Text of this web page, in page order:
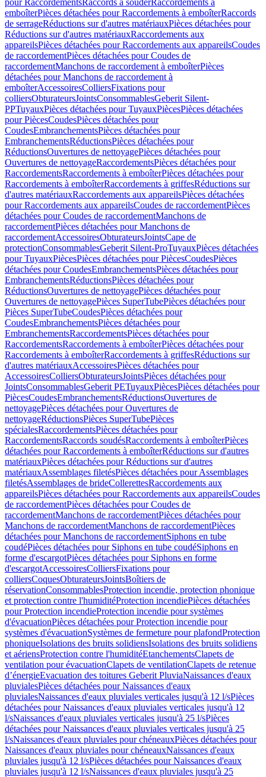
pour RaccordementsRaccords à souderRaccordements à
emboîterPièces détachées pour Raccordements à emboîterRaccords
de serrageRéductions sur d'autres matériauxPièces détachées pour
Réductions sur d'autres matériauxRaccordements aux
appareilsPièces détachées pour Raccordements aux appareilsCoudes
de raccordementPièces détachées pour Coudes de
raccordementManchons de raccordement à emboîterPièces
détachées pour Manchons de raccordement à
emboîterAccessoiresColliersFixations pour
colliersObturateursJointsConsommablesGeberit Silent-
PPTuyauxPièces détachées pour TuyauxPiècesPièces détachées
pour PiècesCoudesPièces détachées pour
CoudesEmbranchementsPièces détachées pour
EmbranchementsRéductionsPièces détachées pour
RéductionsOuvertures de nettoyagePièces détachées pour
Ouvertures de nettoyageRaccordementsPièces détachées pour
RaccordementsRaccordements à emboîterPièces détachées pour
Raccordements à emboîterRaccordements à griffesRéductions sur
d'autres matériauxRaccordements aux appareilsPièces détachées
pour Raccordements aux appareilsCoudes de raccordementPièces
détachées pour Coudes de raccordementManchons de
raccordementPièces détachées pour Manchons de
raccordementAccessoiresObturateursJointsCape de
protectionConsommablesGeberit Silent-ProTuyauxPièces détachées
pour TuyauxPiècesPièces détachées pour PiècesCoudesPièces
détachées pour CoudesEmbranchementsPièces détachées pour
EmbranchementsRéductionsPièces détachées pour
RéductionsOuvertures de nettoyagePièces détachées pour
Ouvertures de nettoyagePièces SuperTubePièces détachées pour
Pièces SuperTubeCoudesPièces détachées pour
CoudesEmbranchementsPièces détachées pour
EmbranchementsRaccordementsPièces détachées pour
RaccordementsRaccordements à emboîterPièces détachées pour
Raccordements à emboîterRaccordements à griffesRéductions sur
d'autres matériauxAccessoiresPièces détachées pour
AccessoiresColliersObturateursJointsPièces détachées pour
JointsConsommablesGeberit PETuyauxPiècesPièces détachées pour
PiècesCoudesEmbranchementsRéductionsOuvertures de
nettoyagePièces détachées pour Ouvertures de
nettoyageRéductionsPièces SuperTubePièces
spécialesRaccordementsPièces détachées pour
RaccordementsRaccords soudésRaccordements à emboîterPièces
détachées pour Raccordements à emboîterRéductions sur d'autres
matériauxPièces détachées pour Réductions sur d'autres
matériauxAssemblages filetésPièces détachées pour Assemblages
filetésAssemblages de brideCollerettesRaccordements aux
appareilsPièces détachées pour Raccordements aux appareilsCoudes
de raccordementPièces détachées pour Coudes de
raccordementManchons de raccordementPièces détachées pour
Manchons de raccordementManchons de raccordementPièces
détachées pour Manchons de raccordementSiphons en tube
coudéPièces détachées pour Siphons en tube coudéSiphons en
forme d'escargotPièces détachées pour Siphons en forme
d'escargotAccessoiresColliersFixations pour
colliersCoquesObturateursJointsBoîtiers de
réservationConsommablesProtection incendie, protection phonique
et protection contre l'humiditéProtection incendiePièces détachées
pour Protection incendieProtection incendie pour systèmes
d'évacuationPièces détachées pour Protection incendie pour
systèmes d'évacuationSystèmes de fermeture pour plafondProtection
phoniqueIsolations des bruits solidiensIsolations des bruits solidiens
et aériensProtection contre l'humiditéEtanchementsClapets de
ventilation pour évacuationClapets de ventilationClapets de retenue
d’énergieEvacuation des toitures Geberit PluviaNaissances d'eaux
pluvialesPièces détachées pour Naissances d'eaux
pluvialesNaissances d'eaux pluviales verticales jusqu'à 12 l/sPièces
détachées pour Naissances d'eaux pluviales verticales jusqu'à 12
l/sNaissances d'eaux pluviales verticales jusqu'à 25 l/sPièces
détachées pour Naissances d'eaux pluviales verticales jusqu'à 25
l/sNaissances d'eaux pluviales pour chéneauxPièces détachées pour
Naissances d'eaux pluviales pour chéneauxNaissances d'eaux
pluviales jusqu'à 12 l/sPièces détachées pour Naissances d'eaux
pluviales jusqu'à 12 l/sNaissances d'eaux pluviales jusqu'à 25